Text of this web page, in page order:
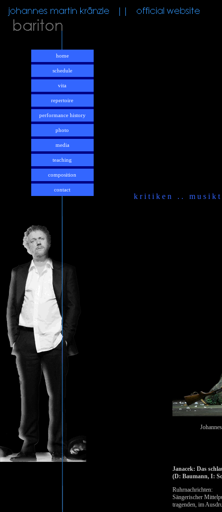
home
schedule
vita
repertoire
performance history
photo
media
teaching
composition
contact
k r i t i k e n . . m u s i k t
Janacek: Das
(D: Baumann, I:
Ruhrnachrichten:
Sängerischer
tragenden, im